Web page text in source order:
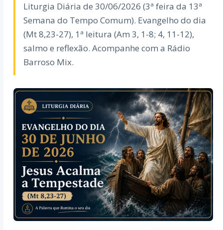
Liturgia Diária de 30/06/2026 (3ª feira da 13ª
Semana do Tempo Comum). Evangelho do dia
(Mt 8,23-27), 1ª leitura (Am 3, 1-8; 4, 11-12),
salmo e reflexão. Acompanhe com a Rádio
Barroso Mix.